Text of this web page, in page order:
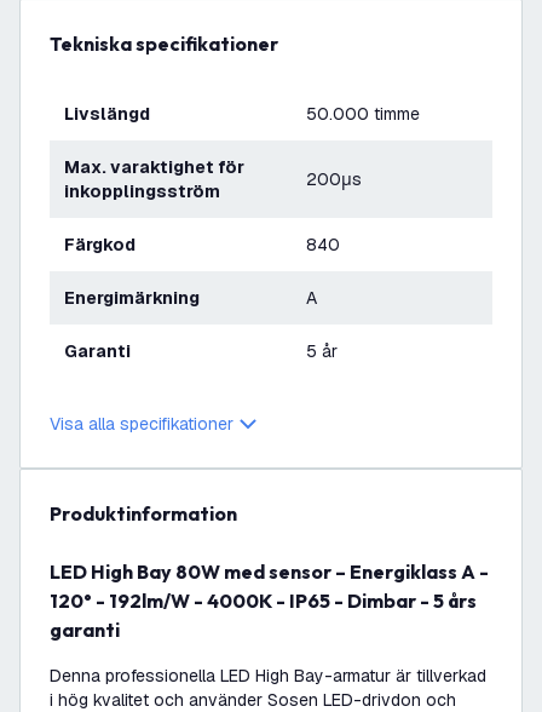
Tekniska specifikationer
Livslängd 50.000 timme
Max. varaktighet för
inkopplingsström
200μs
Färgkod 840
Energimärkning A
Garanti 5 år
Visa alla specifikationer
produktinformation
LED High Bay 80W med sensor – Energiklass A -
120° - 192lm/W - 4000K - IP65 - Dimbar - 5 års
garanti
Denna professionella LED High Bay-armatur är tillverkad
i hög kvalitet och använder Sosen LED-drivdon och